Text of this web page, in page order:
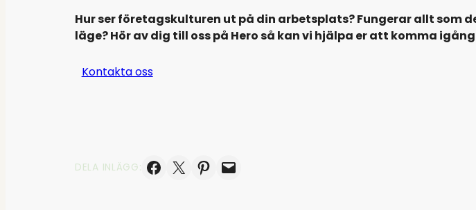
Hur ser företagskulturen ut på din arbetsplats? Fungerar allt som
läge? Hör av dig till oss på Hero så kan vi hjälpa er att komma
Kontakta oss
DELA INLÄGG: Dela på Facebook
Skicka denna sida med e-postDela på Pinterest
Skicka denna sida med e-post